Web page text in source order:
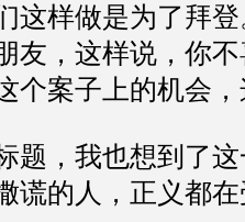
这样做是为了拜
友，这样说，你
个案子上的机会
题，我也想到了
谎的人，正义都